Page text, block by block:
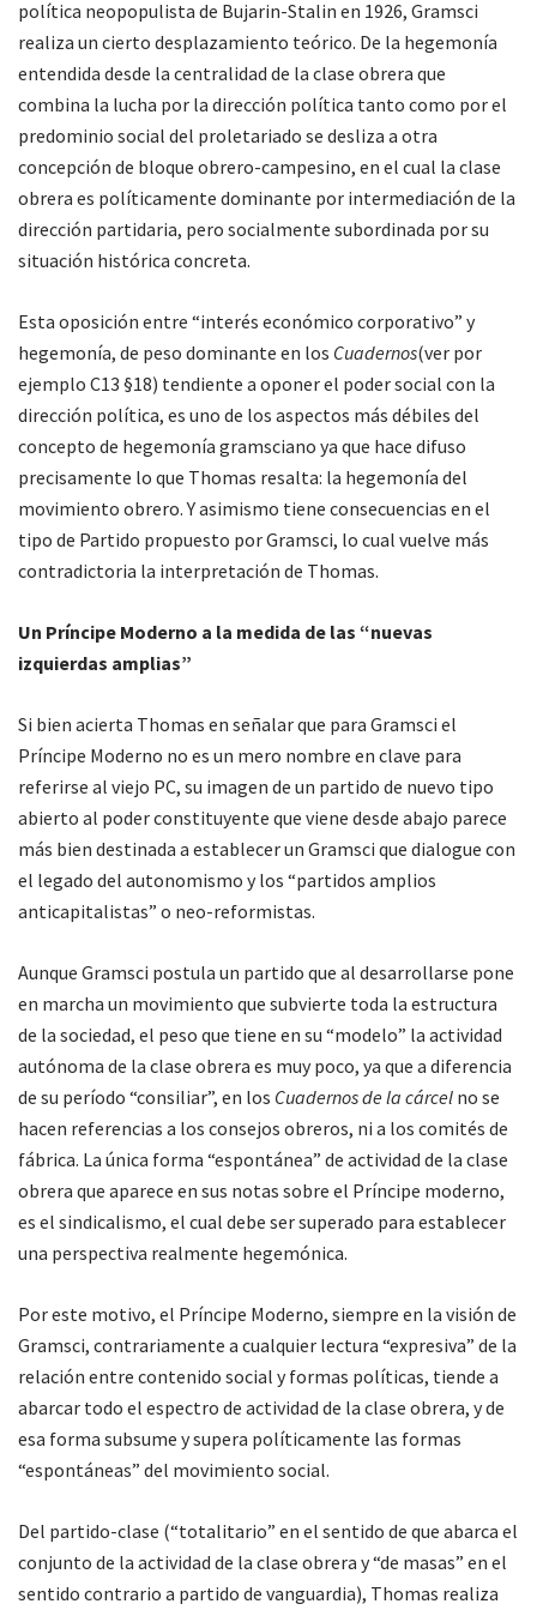
política neopopulista de Bujarin-Stalin en 1926, Gramsci
realiza un cierto desplazamiento teórico. De la hegemonía
entendida desde la centralidad de la clase obrera que
combina la lucha por la dirección política tanto como por el
predominio social del proletariado se desliza a otra
concepción de bloque obrero-campesino, en el cual la clase
obrera es políticamente dominante por intermediación de la
dirección partidaria, pero socialmente subordinada por su
situación histórica concreta.
Esta oposición entre “interés económico corporativo” y
hegemonía, de peso dominante en los Cuadernos(ver por
ejemplo C13 §18) tendiente a oponer el poder social con la
dirección política, es uno de los aspectos más débiles del
concepto de hegemonía gramsciano ya que hace difuso
precisamente lo que Thomas resalta: la hegemonía del
movimiento obrero. Y asimismo tiene consecuencias en el
tipo de Partido propuesto por Gramsci, lo cual vuelve más
contradictoria la interpretación de Thomas.
Un Príncipe Moderno a la medida de las “nuevas
izquierdas amplias”
Si bien acierta Thomas en señalar que para Gramsci el
Príncipe Moderno no es un mero nombre en clave para
referirse al viejo PC, su imagen de un partido de nuevo tipo
abierto al poder constituyente que viene desde abajo parece
más bien destinada a establecer un Gramsci que dialogue con
el legado del autonomismo y los “partidos amplios
anticapitalistas” o neo-reformistas.
Aunque Gramsci postula un partido que al desarrollarse pone
en marcha un movimiento que subvierte toda la estructura
de la sociedad, el peso que tiene en su “modelo” la actividad
autónoma de la clase obrera es muy poco, ya que a diferencia
de su período “consiliar”, en los Cuadernos de la cárcel no se
hacen referencias a los consejos obreros, ni a los comités de
fábrica. La única forma “espontánea” de actividad de la clase
obrera que aparece en sus notas sobre el Príncipe moderno,
es el sindicalismo, el cual debe ser superado para establecer
una perspectiva realmente hegemónica.
Por este motivo, el Príncipe Moderno, siempre en la visión de
Gramsci, contrariamente a cualquier lectura “expresiva” de la
relación entre contenido social y formas políticas, tiende a
abarcar todo el espectro de actividad de la clase obrera, y de
esa forma subsume y supera políticamente las formas
“espontáneas” del movimiento social.
Del partido-clase (“totalitario” en el sentido de que abarca el
conjunto de la actividad de la clase obrera y “de masas” en el
sentido contrario a partido de vanguardia), Thomas realiza